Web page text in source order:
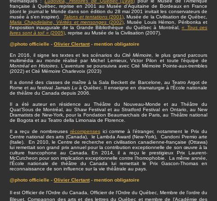
française à Québec, reprise en 2001 au Musée d'Aquitaine de Bordeaux en France
(dont le journal le Monde dans son édition du 28 mai 2001 invitait les conservateurs de
musée à s’en inspirer).
Talons et tentations(2001) , Musée de la Civilisation de Québec,
Maria Chapdelaine, Vérités et mensonges (2002), Musée Louis Hémon, Péribonka et
l'exposition inaugurale de la Grande Bibliothèque du Québec à Montréal,« Tous ces
livres sont à toi! » (2005) , reprise au Musée de la Civilisation (2007).
@photo officielle - Olivier Clertant- mention obligatoire
En 2016, il signe les textes et les scénarios du Cité Mémoire, le plus grand parcours
multimédia au monde réalisé par Michel Lemieux, Victor Pilon et toute l'équipe de
Montréal en Histoires. L'aventure se poursuivra avec Cité Mémoire Pointe-aux-trembles
(2022) et Cité Mémoire Charlevoix (2023)
Il a donné des classes de maître à la Sala Beckett de Barcelone, au Teatro Argot de
Rome et au festival Jamais Luà Québec. Il enseigne en dramaturgie à l’École nationale
de théâtre du Canada depuis 2006.
Il a été auteur en résidence au Théâtre du Nouveau-Monde et au Théâtre du
Quat’Sous de Montréal, au Shaw Festival et au Stratford Festival en Ontario, au New
Dramatists de New-York, pour la Fondation Beaumarchais de Paris, au Théâtre national
de Bogota et au Teatro della Limonaia de Florence.
Il a reçu de nombreuses récompensesici comme à l’étranger, notamment le Prix du
Centre national des arts (Canada), le Lambda Award (New-York), Candoni Premio arte
(Italie). En 2010, le Centre de recherche en civilisation canadienne-française (Ottawa)
lui remettait son grand prix annuel pour la contribution exceptionnelle de son œuvre à la
culture francophone au Canada. En 2014, il a reçu le prestigieux Prix Laurent-
McCutcheon pour son implication exceptionnelle contre l’homophobie. La même année,
l’École nationale de théâtre du Canada lui remettait le Prix Gascon-Thomas en
reconnaissance de son influence sur la vie théâtrale au pays.
@photo officielle - Olivier Clertant- mention obligatoire
Il est Officier de l'Ordre du Canada, Officierr de l'Ordre du Québec, Membre de l’ordre du
Bleuet, Compagnon des arts et des lettres du Québec et membre de l’Académie des